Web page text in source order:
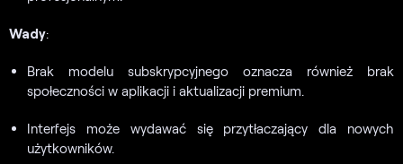
Wady:
Brak modelu subskrypcyjnego oznacza również brak
społeczności w aplikacji i aktualizacji premium.
Interfejs może wydawać się przytłaczający dla nowych
użytkowników.